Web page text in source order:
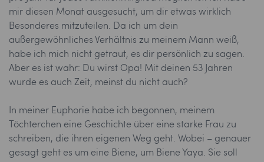
mir diesen Monat ausgesucht, um dir etwas wirklich
Besonderes mitzuteilen. Da ich um dein
außergewöhnliches Verhältnis zu meinem Mann weiß,
habe ich mich nicht getraut, es dir persönlich zu sagen.
Aber es ist wahr: Du wirst Opa! Mit deinen 53 Jahren
wurde es auch Zeit, meinst du nicht auch?
In meiner Euphorie habe ich begonnen, meinem
Töchterchen eine Geschichte über eine starke Frau zu
schreiben, die ihren eigenen Weg geht. Wobei – genauer
gesagt geht es um eine Biene, um Biene Yaya. Sie soll